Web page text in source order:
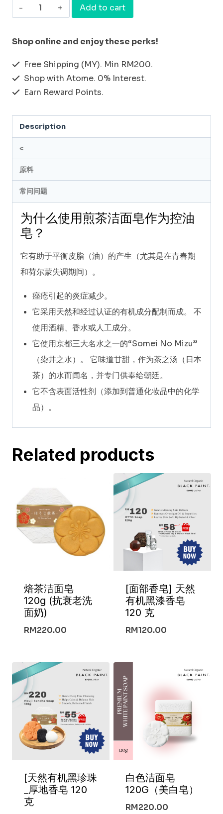
茶
洁
皂
120g
油
Add to cart
Shop online and enjoy these perks!
Free Shipping (MY). Min RM200.
Shop with Atome. 0% Interest.
Earn Reward Points.
Description
<
原料
常问问题
为什么使用煎茶洁面皂作为控油
皂？
它有助于平衡皮脂（油）的产生（尤其是在青春期
和荷尔蒙失调期间）。
痤疮引起的炎症减少。
它采用天然和经过认证的有机成分配制而成。 不
使用酒精、香水或人工成分。
它使用京都三大名水之一的“Somei No Mizu”
（染井之水）。 它味道甘甜，作为茶之汤（日本
茶）的水而闻名，并专门供奉给朝廷。
它不含表面活性剂（添加到普通化妆品中的化学
品）。
Related products
焙茶洁面皂
120g (抗衰老洗
面奶)
RM220.00
[面部香皂] 天然
有机黑漆香皂
120 克
RM120.00
[天然有机黑珍珠
_厚地香皂 120
克
白色洁面皂
120G（美白皂）
RM220.00